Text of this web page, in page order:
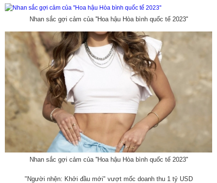
Nhan sắc gợi cảm của ''Hoa hậu Hòa bình quốc tế 2023''
Nhan sắc gợi cảm của ''Hoa hậu Hòa bình quốc tế 2023''
"Người nhện: Khởi đầu mới" vượt mốc doanh thu 1 tỷ USD